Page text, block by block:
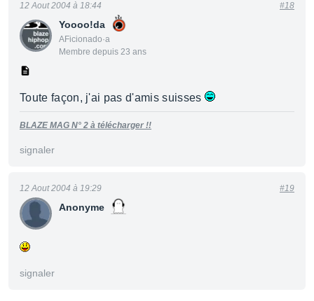
Yoooo!da
AFicionado·a
Membre depuis 23 ans
12 Aout 2004 à 18:44 #18
Toute façon, j'ai pas d'amis suisses
BLAZE MAG N° 2 à télécharger !!
signaler
Anonyme
12 Aout 2004 à 19:29 #19
signaler